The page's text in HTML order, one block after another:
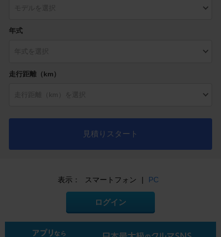
年式
走行距離（km）
見積りスタート
表示： スマートフォン | PC
ログイン